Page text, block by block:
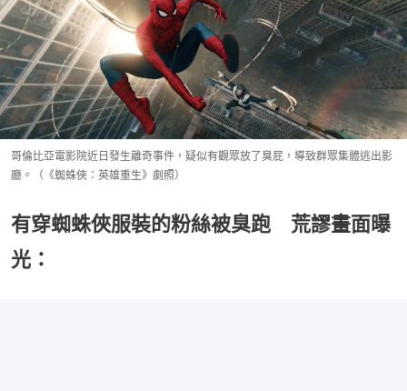
哥倫比亞電影院近日發生離奇事件，疑似有觀眾放了臭屁，導致群眾集體逃出影
廳。（《蜘蛛俠：英雄重生》劇照）
有穿蜘蛛俠服裝的粉絲被臭跑 荒謬畫面曝
光：